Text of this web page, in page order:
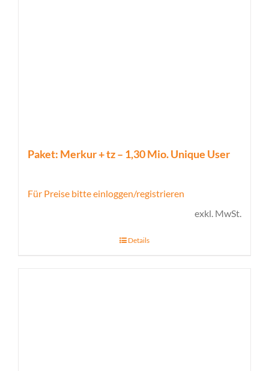
Paket: Merkur + tz – 1,30 Mio. Unique User
Für Preise bitte einloggen/registrieren
exkl. MwSt.
Details